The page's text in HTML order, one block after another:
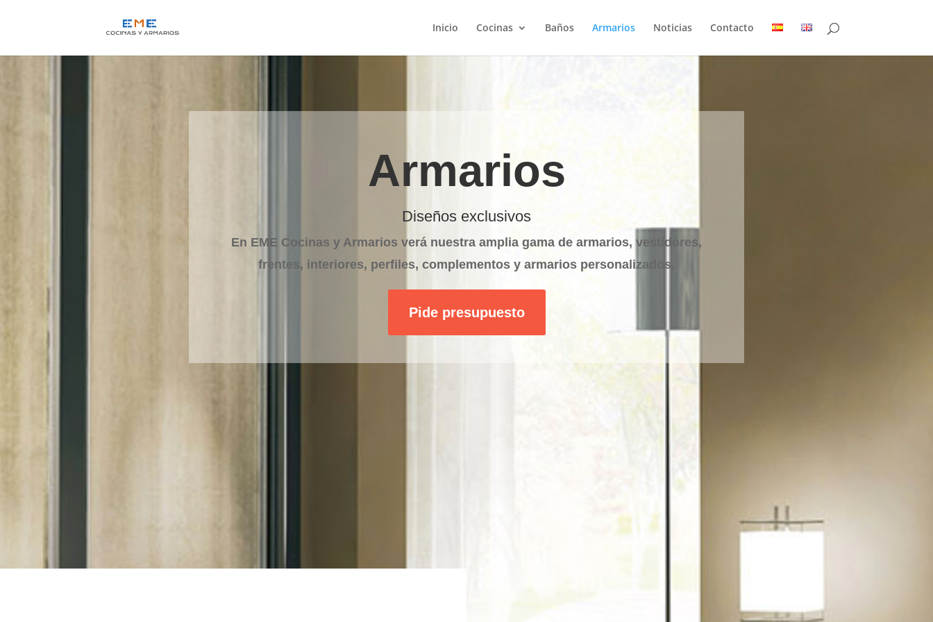
Inicio Cocinas Baños Armarios Noticias Contacto
Armarios
Diseños exclusivos
En EME Cocinas y Armarios verá nuestra amplia gama de armarios, vestidores,
frentes, interiores, perfiles, complementos y armarios personalizados.
Pide presupuesto